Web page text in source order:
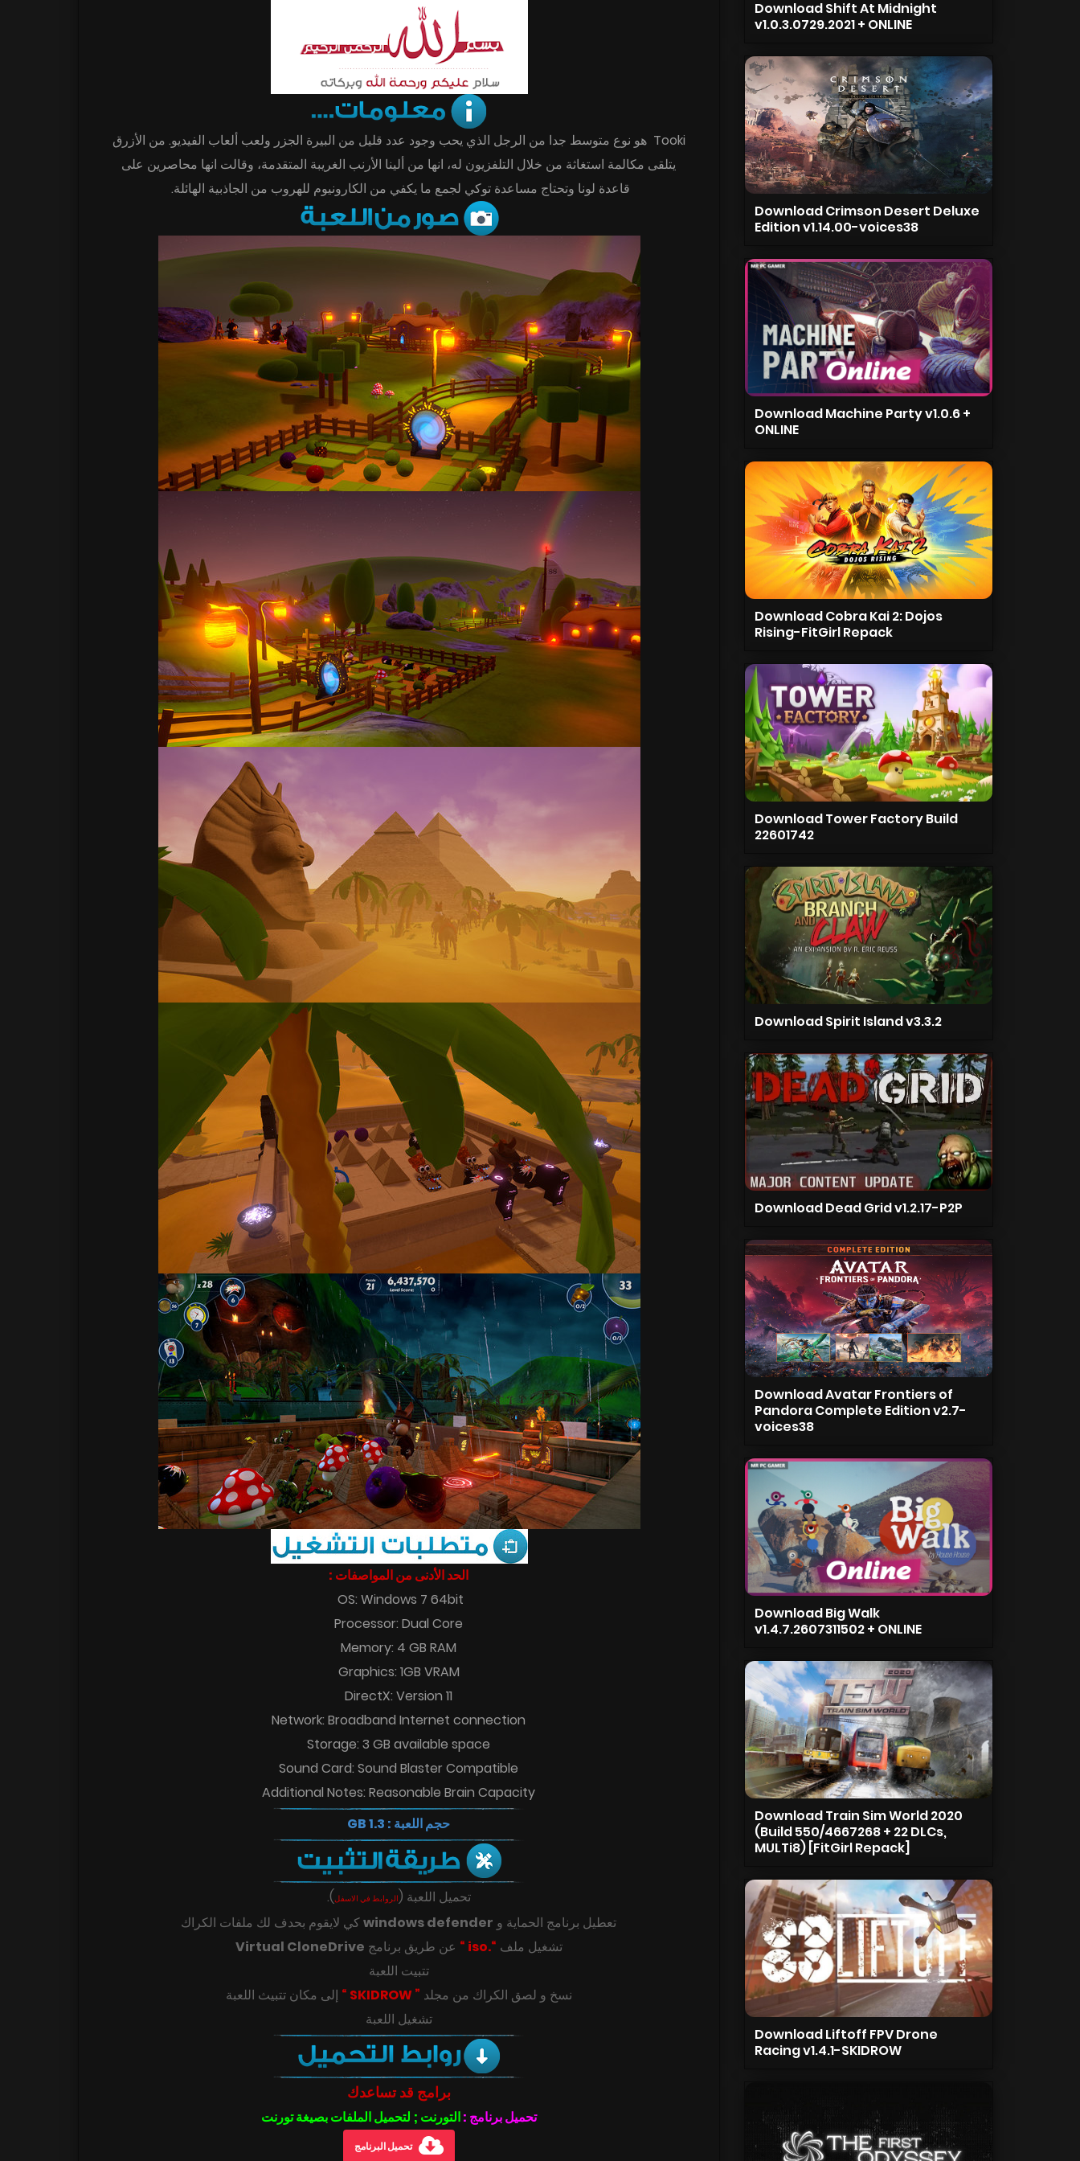
Tooki هو نوع متوسط جدا من الرجل الذي يحب وجود عدد قليل من البيرة الجزر ولعب ألعاب الفيديو. من الأزرق
يتلقى مكالمة استغاثة من خلال التلفزيون له، انها من ألينا الأرنب الغريبة المتقدمة، وقالت انها محاصرين على
قاعدة لونا وتحتاج مساعدة توكي لجمع ما يكفي من الكارونيوم للهروب من الجاذبية الهائلة.
الحد الأدنى من المواصفات :
OS: Windows 7 64bit
Processor: Dual Core
Memory: 4 GB RAM
Graphics: 1GB VRAM
DirectX: Version 11
Network: Broadband Internet connection
Storage: 3 GB available space
Sound Card: Sound Blaster Compatible
Additional Notes: Reasonable Brain Capacity
حجم اللعبة : 1.3 GB
تحميل اللعبة (الروابط في الاسفل)
.
تعطيل برنامج الحماية و windows defenderكي لايقوم بحدف لك ملفات الكراك
تشغيل ملف “.iso “ عن طريق برنامج Virtual CloneDrive
تتبيت اللعبة
‎‫نسخ و لصق الكراك من مجلد ” SKIDROW “
تشغيل اللعبة
برامج قد تساعدك
تحميل برنامج :التورنت ; لتحميل الملفات بصيغة تورنت
تحميل البرنامج
Download Shift At Midnight
v1.0.3.0729.2021 + ONLINE
Download Crimson Desert Deluxe
Edition v1.14.00-voices38
Download Machine Party v1.0.6 +
ONLINE
Download Cobra Kai 2: Dojos
Rising-FitGirl Repack
Download Tower Factory Build
22601742
Download Spirit Island v3.3.2
Download Dead Grid v1.2.17-P2P
Download Avatar Frontiers of
Pandora Complete Edition v2.7-
voices38
Download Big Walk
v1.4.7.2607311502 + ONLINE
Download Train Sim World 2020
(Build 550/4667268 + 22 DLCs,
MULTi8) [FitGirl Repack]
Download Liftoff FPV Drone
Racing v1.4.1-SKIDROW